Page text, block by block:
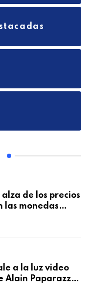
alza de los precios
las monedas
Cuba se vuelve a
a la luz video
Alain Paparazzi